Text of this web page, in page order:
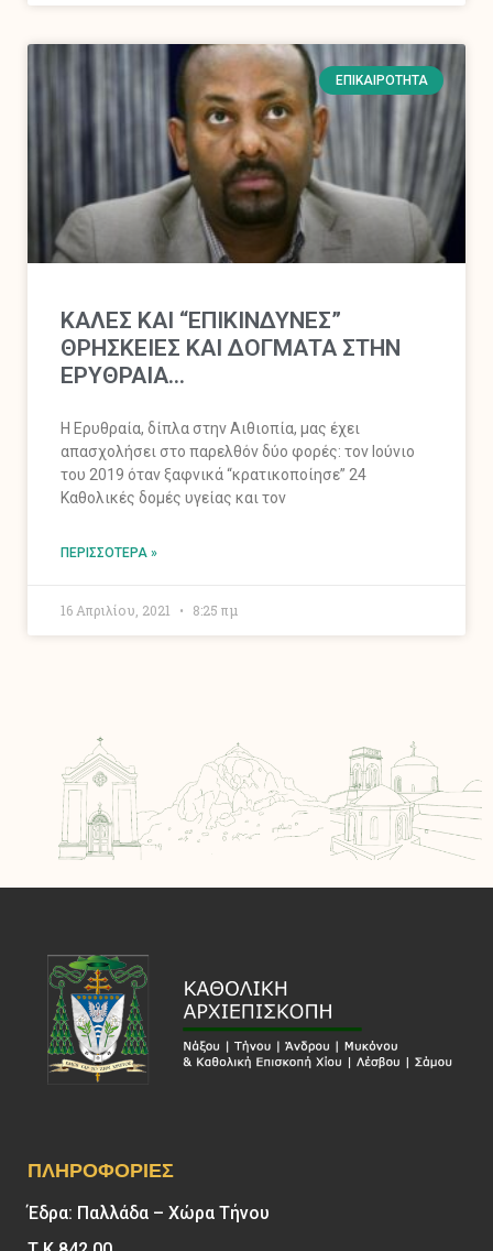
ΕΠΙΚΑΙΡΌΤΗΤΑ
ΚΑΛΕΣ ΚΑΙ “ΕΠΙΚΙΝΔΥΝΕΣ”
ΘΡΗΣΚΕΙΕΣ ΚΑΙ ΔΟΓΜΑΤΑ ΣΤΗΝ
ΕΡΥΘΡΑΙΑ…
Η Ερυθραία, δίπλα στην Αιθιοπία, μας έχει
απασχολήσει στο παρελθόν δύο φορές: τον Ιούνιο
του 2019 όταν ξαφνικά “κρατικοποίησε” 24
Καθολικές δομές υγείας και τον
ΠΕΡΙΣΣΌΤΕΡΑ »
16 Απριλίου, 2021 8:25 πμ
ΠΛΗΡΟΦΟΡΊΕΣ
Έδρα: Παλλάδα – Χώρα Τήνου